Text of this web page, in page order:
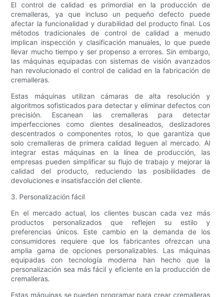
El control de calidad es primordial en la producción de
cremalleras, ya que incluso un pequeño defecto puede
afectar la funcionalidad y durabilidad del producto final. Los
métodos tradicionales de control de calidad a menudo
implican inspección y clasificación manuales, lo que puede
llevar mucho tiempo y ser propenso a errores. Sin embargo,
las máquinas equipadas con sistemas de visión avanzados
han revolucionado el control de calidad en la fabricación de
cremalleras.
Estas máquinas utilizan cámaras de alta resolución y
algoritmos sofisticados para detectar y eliminar defectos con
precisión. Escanean las cremalleras para detectar
imperfecciones como dientes desalineados, deslizadores
descentrados o componentes rotos, lo que garantiza que
solo cremalleras de primera calidad lleguen al mercado. Al
integrar estas máquinas en la línea de producción, las
empresas pueden simplificar su flujo de trabajo y mejorar la
calidad del producto, reduciendo las posibilidades de
devoluciones e insatisfacción del cliente.
3. Personalización fácil
En el mercado actual, los clientes buscan cada vez más
productos personalizados que reflejen su estilo y
preferencias únicos. Este cambio en la demanda de los
consumidores requiere que los fabricantes ofrezcan una
amplia gama de opciones personalizables. Las máquinas
equipadas con tecnología moderna han hecho que la
personalización sea más fácil y eficiente en la producción de
cremalleras.
Estas máquinas se pueden programar para crear cremalleras